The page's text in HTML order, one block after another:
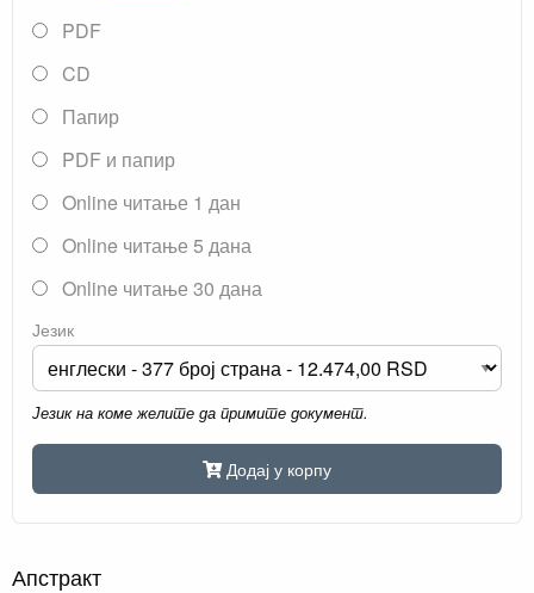
PDF
CD
Папир
PDF и папир
Online читање 1 дан
Online читање 5 дана
Online читање 30 дана
Језик
Језик на коме желите да примите документ.
Додај у корпу
Апстракт